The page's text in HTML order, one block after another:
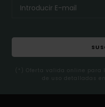
(*) Oferta valida online para
de uso detalladas